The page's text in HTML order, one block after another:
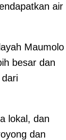
air
Maumolo
besar dan
lokal, dan
dan